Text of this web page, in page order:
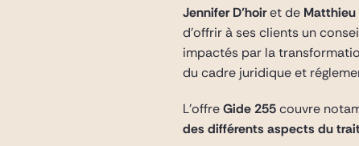
Jennifer D’hoiret de
d’offrir à ses clients un
impactés par la
du cadre juridique et
L’offreGide 255couvre
des différents aspects du